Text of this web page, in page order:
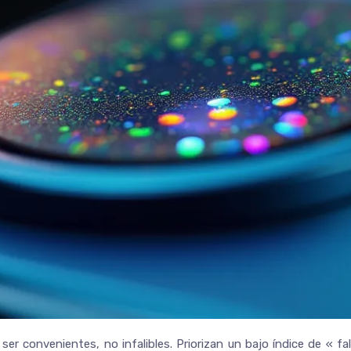
convenientes, no infalibles. Priorizan un bajo índice de «